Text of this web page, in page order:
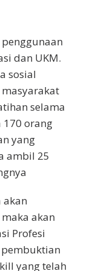
dan UKM.
sosial
selama
170 orang
yang
ambil 25
akan
akan
Profesi
pembuktian
yang telah